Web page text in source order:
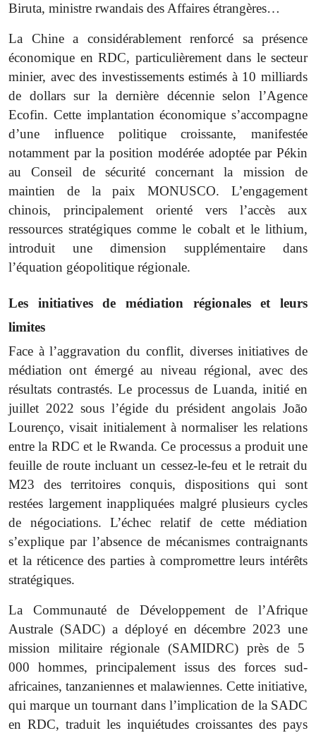
Biruta, ministre rwandais des Affaires étrangères…
La Chine a considérablement renforcé sa présence
économique en RDC, particulièrement dans le secteur
minier, avec des investissements estimés à 10 milliards
de dollars sur la dernière décennie selon l’Agence
Ecofin. Cette implantation économique s’accompagne
d’une influence politique croissante, manifestée
notamment par la position modérée adoptée par Pékin
au Conseil de sécurité concernant la mission de
maintien de la paix MONUSCO. L’engagement
chinois, principalement orienté vers l’accès aux
ressources stratégiques comme le cobalt et le lithium,
introduit une dimension supplémentaire dans
l’équation géopolitique régionale.
Les initiatives de médiation régionales et leurs
limites
Face à l’aggravation du conflit, diverses initiatives de
médiation ont émergé au niveau régional, avec des
résultats contrastés. Le processus de Luanda, initié en
juillet 2022 sous l’égide du président angolais João
Lourenço, visait initialement à normaliser les relations
entre la RDC et le Rwanda. Ce processus a produit une
feuille de route incluant un cessez-le-feu et le retrait du
M23 des territoires conquis, dispositions qui sont
restées largement inappliquées malgré plusieurs cycles
de négociations. L’échec relatif de cette médiation
s’explique par l’absence de mécanismes contraignants
et la réticence des parties à compromettre leurs intérêts
stratégiques.
La Communauté de Développement de l’Afrique
Australe (SADC) a déployé en décembre 2023 une
mission militaire régionale (SAMIDRC) près de 5
000 hommes, principalement issus des forces sud-
africaines, tanzaniennes et malawiennes. Cette initiative,
qui marque un tournant dans l’implication de la SADC
en RDC, traduit les inquiétudes croissantes des pays